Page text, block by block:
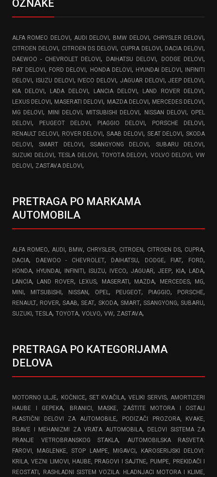
OZNAKE
ALFA ROMEO DELOVI, AUDI DELOVI, BMW DELOVI, CHRYSLER DELOVI,
CITROEN DELOVI, CITROEN DS DELOVI, CUPRA DELOVI, DACIA DELOVI,
DAEWOO - CHEVROLET DELOVI, DAIHATSU DELOVI, DODGE DELOVI,
FIAT DELOVI, FORD DELOVI, HONDA DELOVI, HYUNDAI DELOVI, INFINITI
DELOVI, ISUZU DELOVI, IVECO DELOVI, JAGUAR DELOVI,JEEP DELOVI,
KIA DELOVI, LADA DELOVI, LANCIA DELOVI, LAND ROVER DELOVI,
LEXUS DELOVI, MASERATI DELOVI, MAZDA DELOVI, MERCEDES DELOVI,
MG DELOVI, MINI DELOVI, MITSUBISHI DELOVI, NISSAN DELOVI, OPEL
DELOVI, PEUGEOT DELOVI, PIAGGIO DELOVI, PORSCHE DELOVI,
RENAULT DELOVI, ROVER DELOVI, SAAB DELOVI, SEAT DELOVI, SKODA
DELOVI,SMART DELOVI,SSANGYONG DELOVI, SUBARU DELOVI,
SUZUKI DELOVI,TESLA DELOVI, TOYOTA DELOVI, VOLVO DELOVI, VW
DELOVI, ZASTAVA DELOVI,
PRETRAGA PO MARKAMA
AUTOMOBILA
ALFA ROMEO, AUDI, BMW, CHRYSLER, CITROEN, CITROEN DS, CUPRA,
DACIA, DAEWOO - CHEVROLET, DAIHATSU, DODGE, FIAT, FORD,
HONDA, HYUNDAI, INFINITI, ISUZU, IVECO, JAGUAR, JEEP, KIA, LADA,
LANCIA, LAND ROVER, LEXUS, MASERATI, MAZDA, MERCEDES, MG,
MINI, MITSUBISHI, NISSAN, OPEL , PEUGEOT, PIAGGIO, PORSCHE,
RENAULT, ROVER,SAAB,SEAT, SKODA, SMART, SSANGYONG,SUBARU,
SUZUKI, TESLA, TOYOTA, VOLVO, VW, ZASTAVA,
PRETRAGA PO KATEGORIJAMA
DELOVA
MOTORNO ULJE, KOČNICE, SET KVAČILA,VELIKI SERVIS, AMORTIZERI
HAUBE I GEPEKA,
BRANICI, MASKE, ZAŠTITE MOTORA I OSTALI
PLASTIČNI DELOVI ZA AUTOMOBILE,
PODIZAČI PROZORA, KVAKE,
BRAVE I MEHANIZMI ZA VRATA AUTOMOBILA,
DELOVI SISTEMA ZA
PRANJE VETROBRANSKOG STAKLA,
AUTOMOBILSKA RASVETA:
FAROVI, MAGLENKE, STOP LAMPE, MIGAVCI,
KAROSERIJSKI DELOVI:
KRILA, VEZNI LIMOVI, HAUBE, PRAGOVI I SAJTNE, PUMPE, PREKIDAČI I
REOSTATI, RASHLADNI SISTEM VOZILA: HLADNJACI MOTORA I KLIME,